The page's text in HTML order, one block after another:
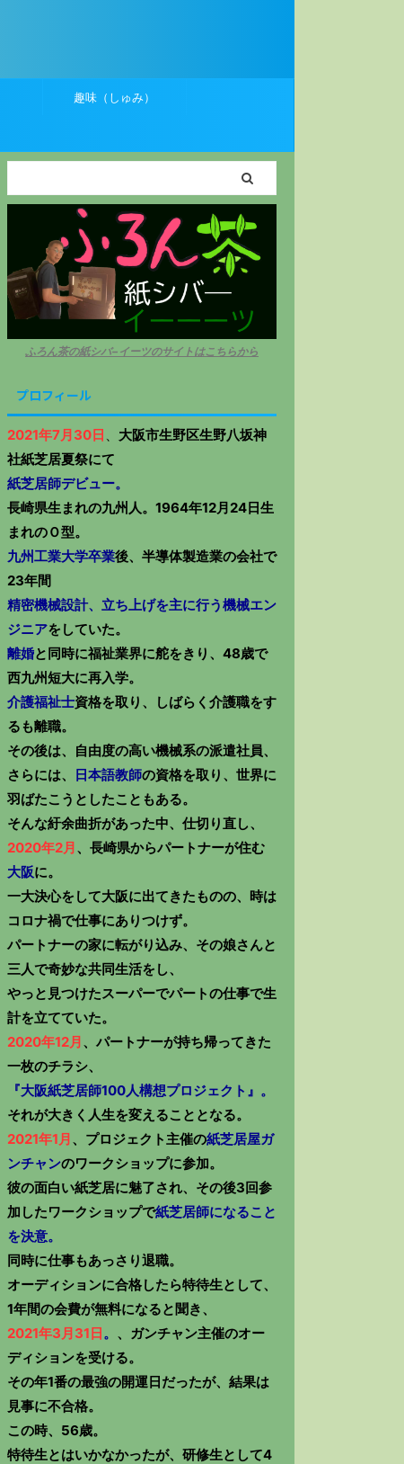
趣味（しゅみ）
ふろん茶の紙シバ−イーツのサイトはこちらから
プロフィール
2021年7月30日 、 大阪市生野区生野八坂神
社紙芝居夏祭にて
紙芝居師デビュー。
長崎県生まれの九州人。1964年12月24日生
まれのＯ型。
九州工業大学卒業後、半導体製造業の会社で
23年間
精密機械設計、立ち上げを主に行う機械エン
ジニアをしていた。
離婚と同時に福祉業界に舵をきり、48歳で
西九州短大に再入学。
介護福祉士資格を取り、しばらく介護職をす
るも離職。
その後は、自由度の高い機械系の派遣社員、
さらには、
日本語教師の資格を取り、世界に
羽ばたこうとしたこともある。
そんな紆余曲折があった中、仕切り直し、
2020年2月、長崎県からパートナーが住む
大阪に。
一大決心をして大阪に出てきたものの、時は
コロナ禍で仕事にありつけず。
パートナーの家に転がり込み、その娘さんと
三人で奇妙な共同生活をし、
やっと見つけたスーパーでパートの仕事で生
計を立てていた。
2020年12月、パートナーが持ち帰ってきた
一枚のチラシ、
『大阪紙芝居師100人構想プロジェクト』。
それが大きく人生を変えることとなる。
2021年1月、プロジェクト主催の紙芝居屋ガ
ンチャンのワークショップに参加。
彼の面白い紙芝居に魅了され、その後3回参
加したワークショップで紙芝居師になること
を決意。
同時に仕事もあっさり退職。
オーディションに合格したら特待生として、
1年間の会費が無料になると聞き、
2021年3月31日。 、ガンチャン主催のオー
ディションを受ける。
その年1番の最強の開運日だったが、結果は
見事に不合格。
この時、56歳。
特待生とはいかなかったが、研修生として4